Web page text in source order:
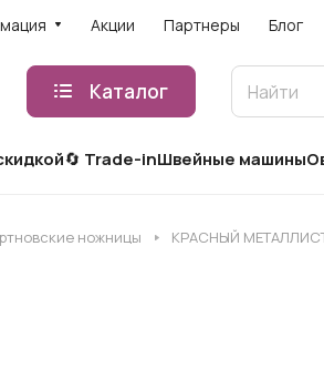
Акции Партнеры Блог
Каталог
Trade-inШвейные машины
ножницы КРАСНЫЙ МЕТАЛЛИСТ